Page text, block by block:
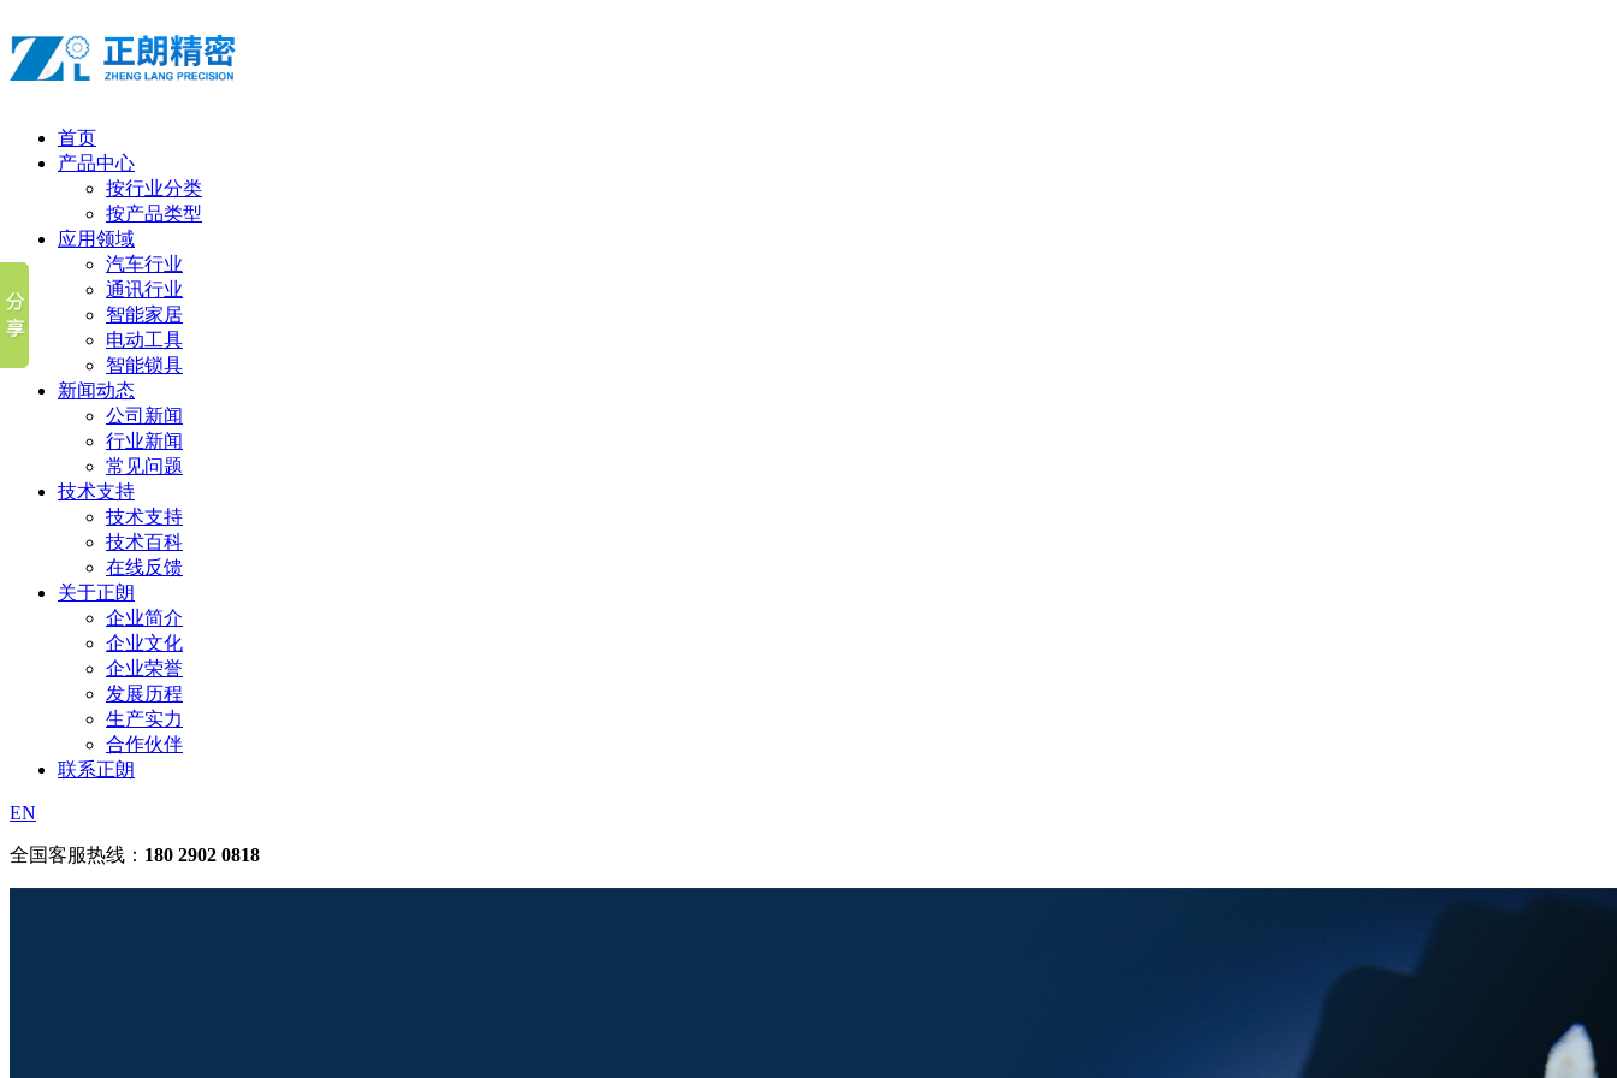
首页
产品中心
按行业分类
按产品类型
应用领域
汽车行业
通讯行业
智能家居
电动工具
智能锁具
新闻动态
公司新闻
行业新闻
常见问题
技术支持
技术支持
技术百科
在线反馈
关于正朗
企业简介
企业文化
企业荣誉
发展历程
生产实力
合作伙伴
联系正朗
EN
全国客服热线： 180 2902 0818